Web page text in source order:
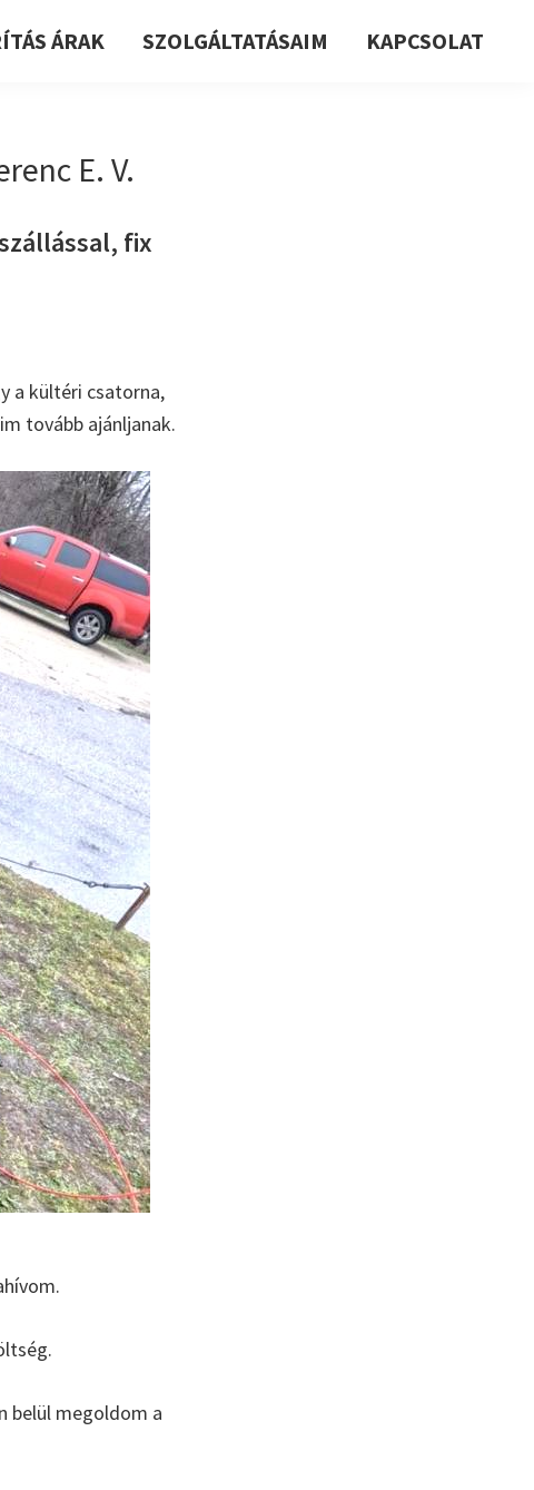
ÁRAK SZOLGÁLTATÁSAIM KAPCSOLAT
E. V.
fix
a kültéri csatorna,
tovább ajánljanak.
belül megoldom a